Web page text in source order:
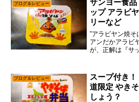
ろう事は間違い
ブログ＆レビュー
サンヨー食
ップ アラビ
リーなど
”アラビヤン焼
アンだかアラビ
が、正解は『サ
うか、袋麺の方
事でして、まさ...
ブログ＆レビュー
スープ付き
道限定 やき
しょう？